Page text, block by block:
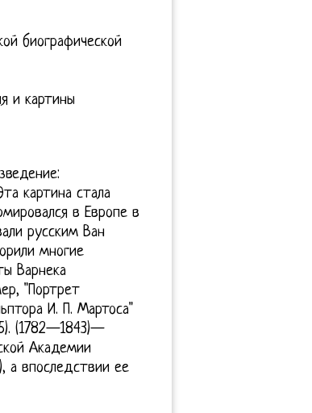
биографической
и картины
картина стала
в Европе в
русским Ван
многие
Варнека
"Портрет
И. П. Мартоса"
(1782—1843)—
Академии
а впоследствии ее